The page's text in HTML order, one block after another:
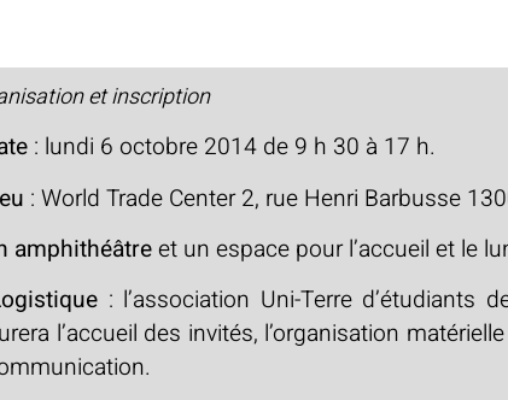
et inscription
: lundi 6 octobre 2014 de 9 h 30 à 17 h.
: World Trade Center 2, rue Henri Barbusse
amphithéâtreet un espace pour l’accueil et le
: l’association Uni-Terre d’étudiants
l’accueil des invités, l’organisation